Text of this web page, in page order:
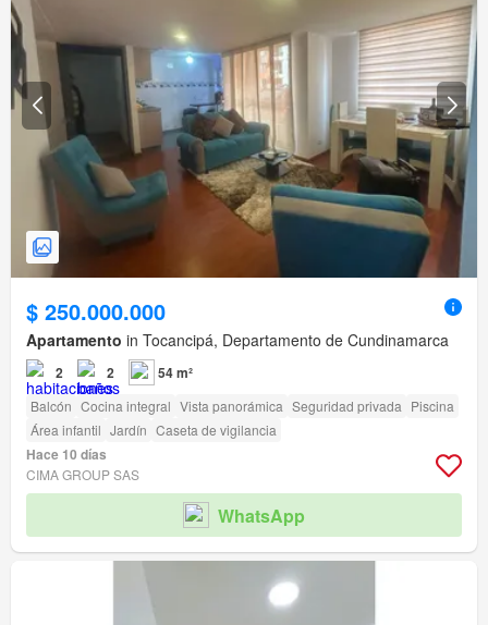
$ 250.000.000
Apartamento in Tocancipá, Departamento de Cundinamarca
2 2 54 m²
Balcón Cocina integral Vista panorámica Seguridad privada Piscina
Área infantil Jardín Caseta de vigilancia
Hace 10 días
CIMA GROUP SAS
WhatsApp